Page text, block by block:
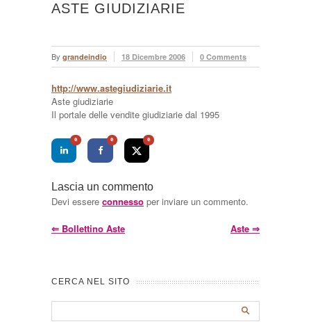
ASTE GIUDIZIARIE
By grandeindio 18 Dicembre 2006 0 Comments
http://www.astegiudiziarie.it
Aste giudiziarie
Il portale delle vendite giudiziarie dal 1995
0 0 0
Lascia un commento
Devi essere connesso per inviare un commento.
⇐ Bollettino Aste Aste ⇒
CERCA NEL SITO